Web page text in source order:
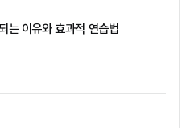
는 이유와 효과적 연습법